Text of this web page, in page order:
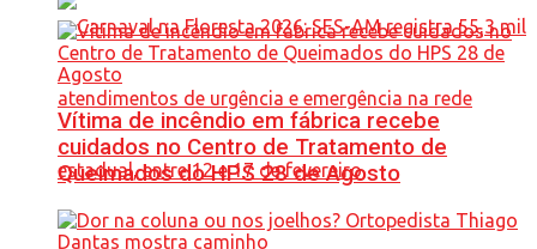
Vítima de incêndio em fábrica recebe
cuidados no Centro de Tratamento de
Queimados do HPS 28 de Agosto